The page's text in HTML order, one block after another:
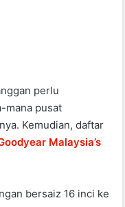
perlu
mana pusat
Kemudian, daftar
Malaysia’s
bersaiz 16 inci ke